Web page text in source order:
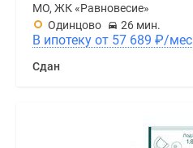
МО, ЖК «Равновесие»
Одинцово
26 мин.
В ипотеку от 57 689 ₽/мес
Сдан